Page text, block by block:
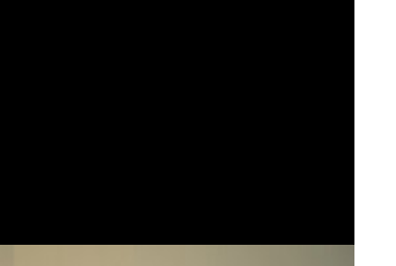
در منطقه درمانده کرد